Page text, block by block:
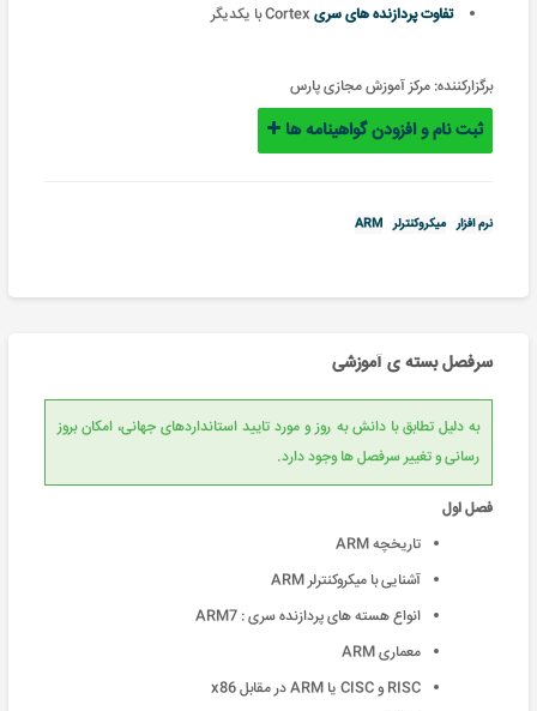
تفاوت پردازنده های سری
برگزارکننده: مرکز آموزش مجازی پارس
ثبت نام و افزودن گواهینامه ها
نرم افزار میکروکنترلر ARM
سرفصل بسته ی آموزشی
به دلیل تطابق با دانش به روز و مورد تایید استانداردهای جهانی، امکان بروز
رسانی و تغییر سرفصل ها وجود دارد.
فصل اول
تاريخچه ARM
آشنایی با میکروکنترلر ARM
انواع هسته های پردازنده سری : ARM7
معماری ARM
RISC و CISC يا ARM در مقابل x86